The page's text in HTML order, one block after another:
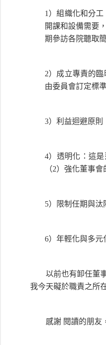
1）組織化和分
開課和設備需要
期參訪各院聽取
2）成立專責的
由委員會訂定標
3）利益迴避原則
4）透明化：這
（2）強化董事
5）限制任期與
6）年輕化與多
以前也有卸任董事
我今天礙於職責之所
感謝 閱讀的朋友